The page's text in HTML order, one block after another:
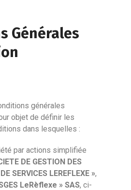
Générales
générales
objet de définir les
dans lesquelles :
par actions simplifiée
DE GESTION DES
SERVICES LEREFLEXE »,
LeRèflexe » SAS, ci-